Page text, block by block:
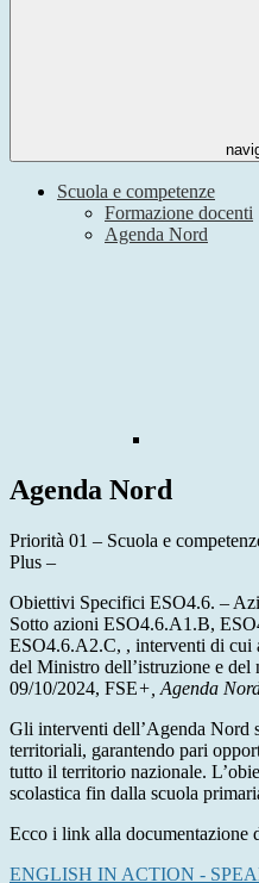
Scuola e competenze
Formazione docenti
Agenda Nord
Agenda Nord
Priorità 01 – Scuola e
Plus –
Obiettivi Specifici ESO4.6. –
Sotto azioni ESO4.6.A1.B,
ESO4.6.A2.C, , interventi di cui
del Ministro dell’istruzione e
09/10/2024, FSE+, Agenda
Gli interventi dell’Agenda Nord
territoriali, garantendo pari
tutto il territorio nazionale.
scolastica fin dalla scuola
Ecco i link alla documentazione
ENGLISH IN ACTION -